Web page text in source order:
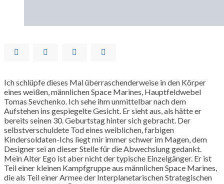
Ich schlüpfe dieses Mal überraschenderweise in den Körper
eines weißen, männlichen Space Marines, Hauptfeldwebel
Tomas Sevchenko. Ich sehe ihm unmittelbar nach dem
Aufstehen ins gespiegelte Gesicht. Er sieht aus, als hätte er
bereits seinen 30. Geburtstag hinter sich gebracht. Der
selbstverschuldete Tod eines weiblichen, farbigen
Kindersoldaten-Ichs liegt mir immer schwer im Magen, dem
Designer sei an dieser Stelle für die Abwechslung gedankt.
Mein Alter Ego ist aber nicht der typische Einzelgänger. Er ist
Teil einer kleinen Kampfgruppe aus männlichen Space Marines,
die als Teil einer Armee der Interplanetarischen Strategischen